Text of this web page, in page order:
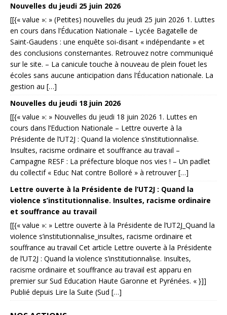
Nouvelles du jeudi 25 juin 2026
[[{« value »: » (Petites) nouvelles du jeudi 25 juin 2026 1. Luttes
en cours dans l’Éducation Nationale – Lycée Bagatelle de
Saint-Gaudens : une enquête soi-disant « indépendante » et
des conclusions consternantes. Retrouvez notre communiqué
sur le site. – La canicule touche à nouveau de plein fouet les
écoles sans aucune anticipation dans l’Éducation nationale. La
gestion au […]
Nouvelles du jeudi 18 juin 2026
[[{« value »: » Nouvelles du jeudi 18 juin 2026 1. Luttes en
cours dans l’Eduction Nationale – Lettre ouverte à la
Présidente de l’UT2J : Quand la violence s’institutionnalise.
Insultes, racisme ordinaire et souffrance au travail –
Campagne RESF : La préfecture bloque nos vies ! – Un padlet
du collectif « Educ Nat contre Bolloré » à retrouver […]
Lettre ouverte à la Présidente de l’UT2J : Quand la
violence s’institutionnalise. Insultes, racisme ordinaire
et souffrance au travail
[[{« value »: » Lettre ouverte à la Présidente de l’UT2J_Quand la
violence s’institutionnalise_insultes, racisme ordinaire et
souffrance au travail Cet article Lettre ouverte à la Présidente
de l’UT2J : Quand la violence s’institutionnalise. Insultes,
racisme ordinaire et souffrance au travail est apparu en
premier sur Sud Education Haute Garonne et Pyrénées. « }]]
Publié depuis Lire la Suite (Sud […]